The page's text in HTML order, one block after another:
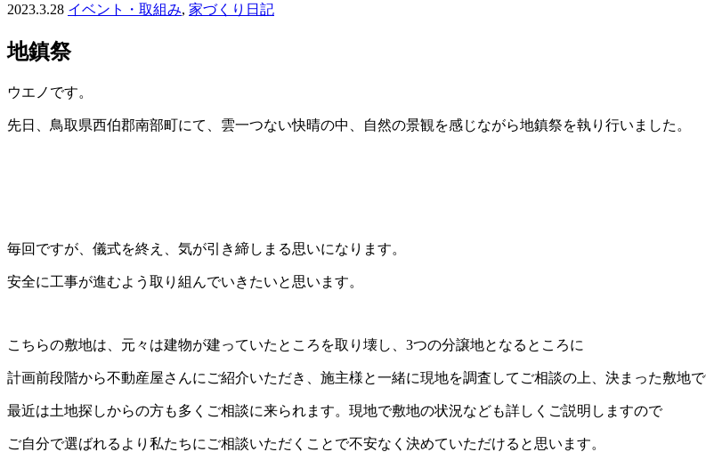
2023.3.28 イベント・取組み, 家づくり日記
地鎮祭
ウエノです。
先日、鳥取県西伯郡南部町にて、雲一つない快晴の中、自然の景観を感じながら地鎮祭を執り行いました。
毎回ですが、儀式を終え、気が引き締しまる思いになります。
安全に工事が進むよう取り組んでいきたいと思います。
こちらの敷地は、元々は建物が建っていたところを取り壊し、3つの分譲地となるところに
計画前段階から不動産屋さんにご紹介いただき、施主様と一緒に現地を調査してご相談の上、決まった敷地で
最近は土地探しからの方も多くご相談に来られます。現地で敷地の状況なども詳しくご説明しますので
ご自分で選ばれるより私たちにご相談いただくことで不安なく決めていただけると思います。